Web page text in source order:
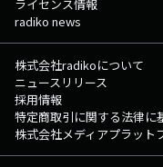
ライセンス情報
radiko news
株式会社radikoについて
ニュースリリース
採用情報
特定商取引に関する法律に
株式会社メディアプラット